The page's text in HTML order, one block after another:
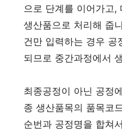
으로 단계를 이어가고,
생산품으로 처리해 줍
건만 입력하는 경우 공
되므로 중간과정에서
최종공정이 아닌 공정
종 생산품목의 품목코
순번과 공정명을 합쳐